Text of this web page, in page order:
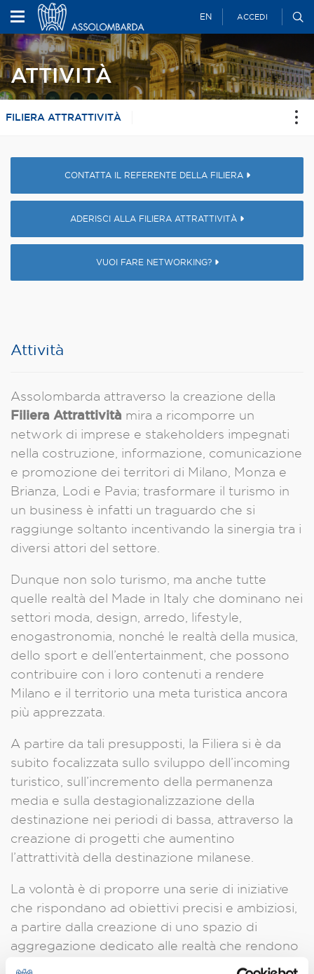
EN ACCEDI
ATTIVITÀ
FILIERA ATTRATTIVITÀ
CONTATTA IL REFERENTE DELLA FILIERA
ADERISCI ALLA FILIERA ATTRATTIVITÀ
VUOI FARE NETWORKING?
Attività
Assolombarda attraverso la creazione della
Filiera Attrattività mira a ricomporre un
network di imprese e stakeholders impegnati
nella costruzione, informazione, comunicazione
e promozione dei territori di Milano, Monza e
Brianza, Lodi e Pavia; trasformare il turismo in
un business è infatti un traguardo che si
raggiunge soltanto incentivando la sinergia tra i
diversi attori del settore.
Dunque non solo turismo, ma anche tutte
quelle realtà del Made in Italy che dominano nei
settori moda, design, arredo, lifestyle,
enogastronomia, nonché le realtà della musica,
dello sport e dell’entertainment, che possono
contribuire con i loro contenuti a rendere
Milano e il territorio una meta turistica ancora
più apprezzata.
A partire da tali presupposti, la Filiera si è da
subito focalizzata sullo sviluppo dell’incoming
turistico, sull’incremento della permanenza
media e sulla destagionalizzazione della
destinazione nei periodi di bassa, attraverso la
creazione di progetti che aumentino
l’attrattività della destinazione milanese.
La volontà è di proporre una serie di iniziative
che rispondano ad obiettivi precisi e ambiziosi,
a partire dalla creazione di uno spazio di
aggregazione dedicato alle realtà che rendono
Milano e il territorio attrattivo e proseguendo